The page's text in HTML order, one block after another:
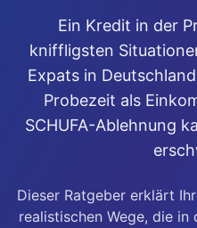
Türkçe: Deneme Sürecinde
Ein Kredit in der
kniffligsten
Expats in
Probezeit als
SCHUFA-Ablehnung
Dieser Ratgeber erklärt
realistischen Wege, die